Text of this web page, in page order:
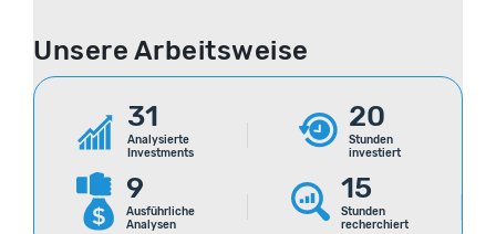
Unsere Arbeitsweise
31
Analysierte
Investments
20
Stunden
investiert
15
Stunden
recherchiert
9
Ausführliche
Analysen